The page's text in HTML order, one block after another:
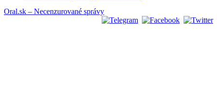
Oral.sk – Necenzurované správy